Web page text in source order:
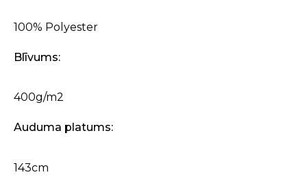
100% Polyester
Blīvums:
400g/m2
Auduma platums:
143cm